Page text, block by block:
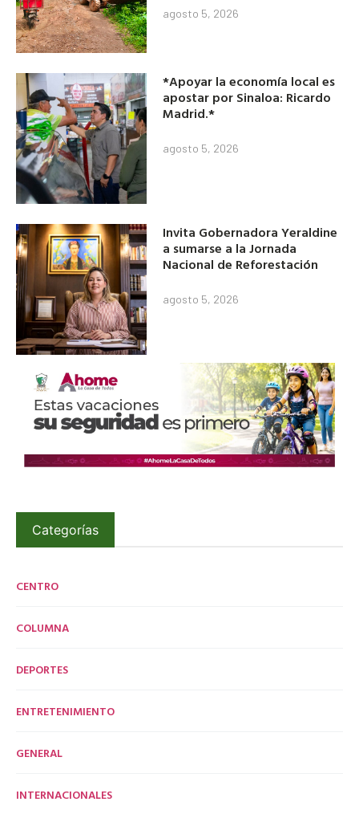
agosto 5, 2026
*Apoyar la economía local es
apostar por Sinaloa: Ricardo
Madrid.*
agosto 5, 2026
Invita Gobernadora Yeraldine
a sumarse a la Jornada
Nacional de Reforestación
agosto 5, 2026
Categorías
CENTRO
COLUMNA
DEPORTES
ENTRETENIMIENTO
GENERAL
INTERNACIONALES